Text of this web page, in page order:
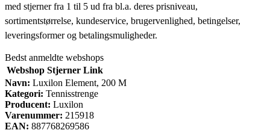
med stjerner fra 1 til 5 ud fra bl.a. deres prisniveau,
sortimentstørrelse, kundeservice, brugervenlighed, betingelser,
leveringsformer og betalingsmuligheder.
Bedst anmeldte webshops
Webshop Stjerner Link
Navn: Luxilon Element, 200 M
Kategori: Tennisstrenge
Producent: Luxilon
Varenummer: 215918
EAN: 887768269586